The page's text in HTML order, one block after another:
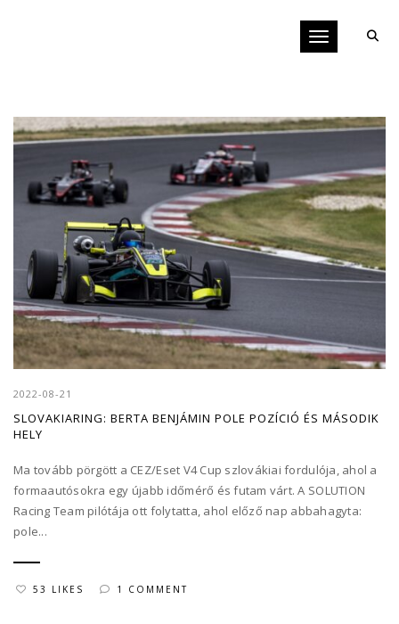
Toggle
2022-08-21
SLOVAKIARING: BERTA BENJÁMIN POLE POZÍCIÓ ÉS MÁSODIK
HELY
Ma tovább pörgött a CEZ/Eset V4 Cup szlovákiai fordulója, ahol a
formaautósokra egy újabb időmérő és futam várt. A SOLUTION
Racing Team pilótája ott folytatta, ahol előző nap abbahagyta:
pole...
53 LIKES 1 COMMENT